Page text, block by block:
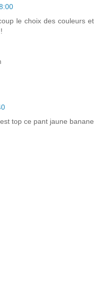
le choix des couleurs et
top ce pant jaune banane